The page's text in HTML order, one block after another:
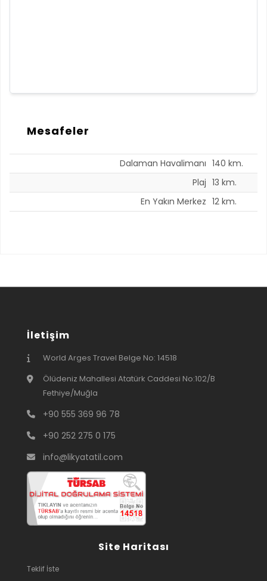
Mesafeler
Dalaman Havalimanı 140 km.
Plaj 13 km.
En Yakın Merkez 12 km.
İletişim
World Arges Travel Belge No: 14518
Ölüdeniz Mahallesi Atatürk Caddesi No:102/B
Fethiye/Muğla
+90 555 369 96 78
+90 252 275 0 175
info@likyatatil.com
Site Haritası
Teklif İste